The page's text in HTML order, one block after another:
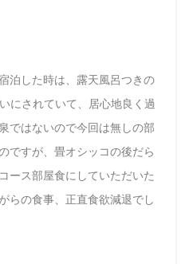
泊した時は、露天風呂つきの
にされていて、居心地良く過
ではないので今回は無しの部
ですが、畳オシッコの後だら
ース部屋食にしていただいた
らの食事、正直食欲減退でし